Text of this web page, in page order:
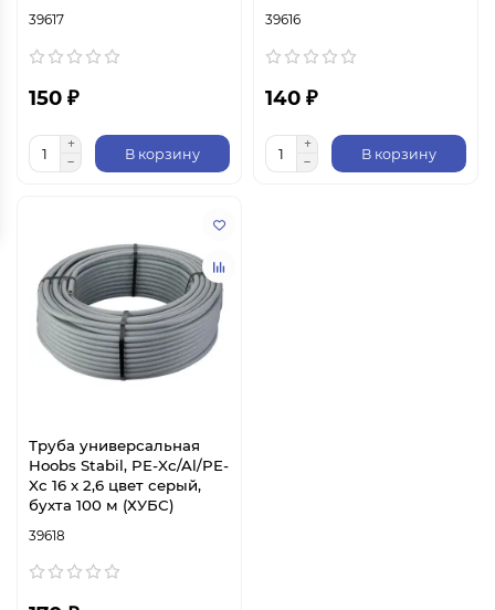
39617
150 ₽
В корзину
39616
140 ₽
В корзину
Труба универсальная
Hoobs Stabil, PE-Xc/Al/PE-
Xc 16 х 2,6 цвет серый,
бухта 100 м (ХУБС)
39618